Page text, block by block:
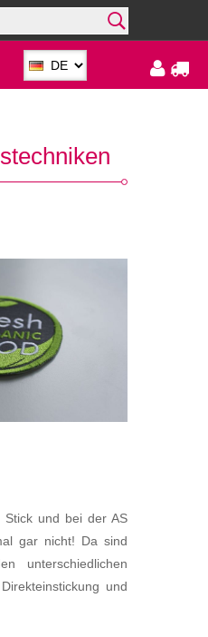
Stick und bei der AS
gar nicht! Da sind
unterschiedlichen
und